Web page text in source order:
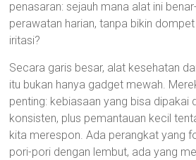
penasaran: sejauh mana alat ini
perawatan harian, tanpa bikin
iritasi?
Secara garis besar, alat kesehatan
itu bukan hanya gadget mewah.
penting: kebiasaan yang bisa dipakai
konsisten, plus pemantauan kecil
kita merespon. Ada perangkat yang
pori-pori dengan lembut, ada yang